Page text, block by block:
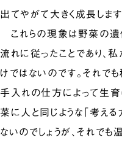
出てやがて大きく成長します
これらの現象は野菜の遺
流れに従ったことであり、
けではないのです。それでも
手入れの仕方によって生育
菜に人と同じような「考え
ないのでしょうが、それで